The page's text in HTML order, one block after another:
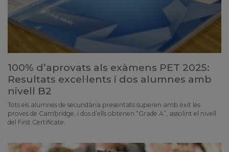
100% d’aprovats als exàmens PET 2025:
Resultats excel·lents i dos alumnes amb
nivell B2
Tots els alumnes de secundària presentats superen amb èxit les
proves de Cambridge, i dos d’ells obtenen “Grade A”, assolint el nivell
del First Certificate.